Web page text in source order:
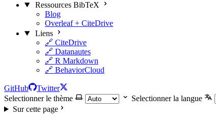
Ressources BibTeX
Blog
Overleaf + CiteDrive
Liens
🔗 CiteDrive
🔗 Datanautes
🔗 R Markdown
🔗 BehaviorCloud
GitHub
Twitter
Selectionner le thème
Selectionner la langue
Sur cette page